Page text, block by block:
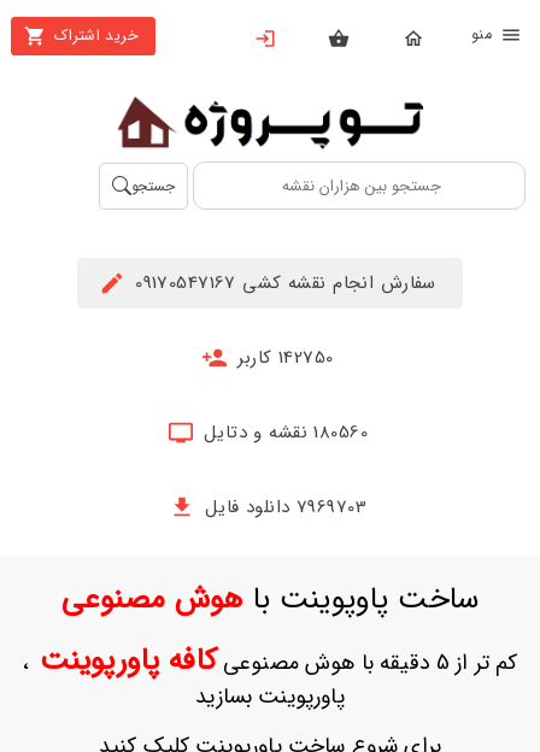
خرید اشتراک
بستن
محصولات
تهیه
اشتراک
حساب
ثبت
بازیابی
جستجو
سفارش انجام نقشه کشی 09170547167
142750 کاربر
180560 نقشه و دتایل
7969703 دانلود فایل
ساخت پاوپوینت باهوش مصنوعی
کم تر از 5 دقیقه با هوش مصنوعی کافه پاورپوینت ،
پاورپوینت بسازید